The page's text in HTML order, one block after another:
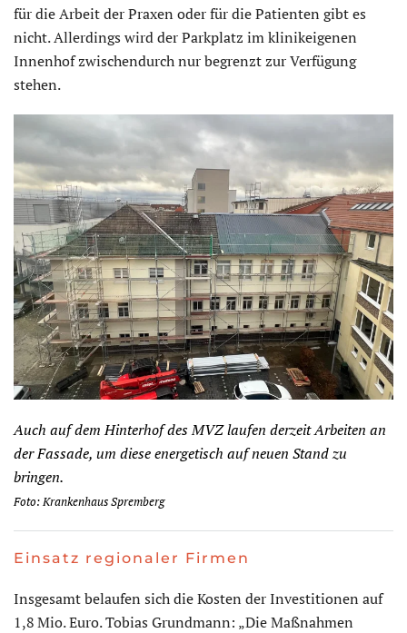
für die Arbeit der Praxen oder für die Patienten gibt es
nicht. Allerdings wird der Parkplatz im klinikeigenen
Innenhof zwischendurch nur begrenzt zur Verfügung
stehen.
Auch auf dem Hinterhof des MVZ laufen derzeit Arbeiten an
der Fassade, um diese energetisch auf neuen Stand zu
bringen.
Foto: Krankenhaus Spremberg
Einsatz regionaler Firmen
Insgesamt belaufen sich die Kosten der Investitionen auf
1,8 Mio. Euro. Tobias Grundmann: „Die Maßnahmen